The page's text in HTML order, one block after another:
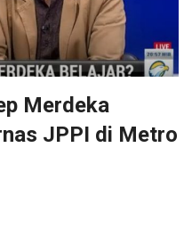
Merdeka
JPPI di Metro